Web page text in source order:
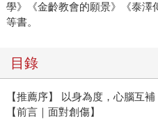
學》《金齡教會的願景》《泰澤
等書。
目錄
【推薦序】 以身為度，心腦互
【前言｜面對創傷】